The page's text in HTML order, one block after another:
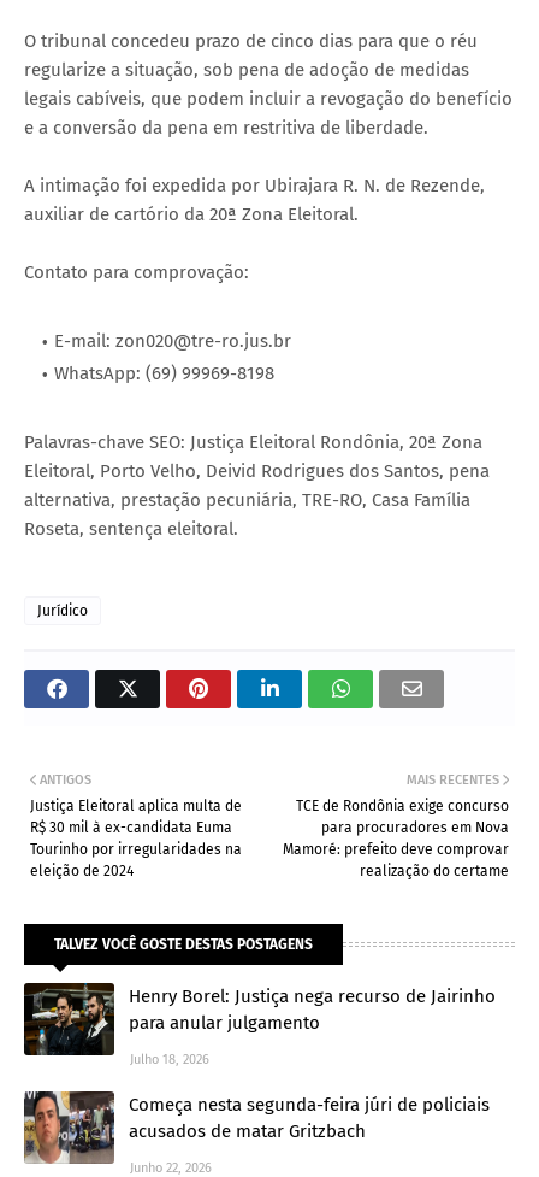
O tribunal concedeu prazo de cinco dias para que o réu
regularize a situação, sob pena de adoção de medidas
legais cabíveis, que podem incluir a revogação do benefício
e a conversão da pena em restritiva de liberdade.
A intimação foi expedida por Ubirajara R. N. de Rezende,
auxiliar de cartório da 20ª Zona Eleitoral.
Contato para comprovação:
E-mail: zon020@tre-ro.jus.br
WhatsApp: (69) 99969-8198
Palavras-chave SEO: Justiça Eleitoral Rondônia, 20ª Zona
Eleitoral, Porto Velho, Deivid Rodrigues dos Santos, pena
alternativa, prestação pecuniária, TRE-RO, Casa Família
Roseta, sentença eleitoral.
Jurídico
MAIS RECENTES
TCE de Rondônia exige concurso
para procuradores em Nova
Mamoré: prefeito deve comprovar
realização do certame
ANTIGOS
Justiça Eleitoral aplica multa de
R$ 30 mil à ex-candidata Euma
Tourinho por irregularidades na
eleição de 2024
TALVEZ VOCÊ GOSTE DESTAS POSTAGENS
Henry Borel: Justiça nega recurso de Jairinho
para anular julgamento
Julho 18, 2026
Começa nesta segunda-feira júri de policiais
acusados de matar Gritzbach
Junho 22, 2026